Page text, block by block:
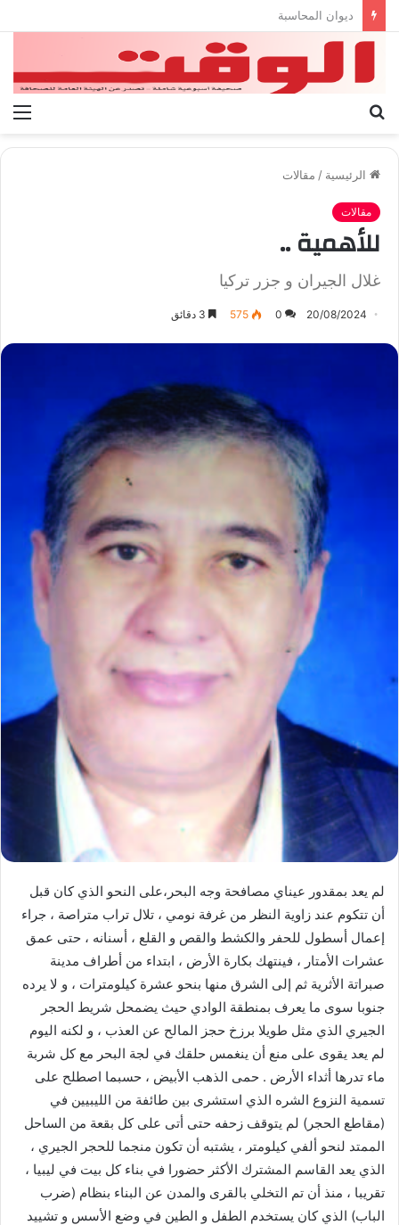
بيان الإتحاد الوطنى العام لعمال ليبيا
الرئيسية / مقالات
مقالات
للأهمية ..
غلال الجيران و جزر تركيا
20/08/2024
0
575
لم يعد بمقدور عيناي مصافحة وجه البحر،على النحو الذي كان قبل
أن تتكوم عند زاوية النظر من غرفة نومي ، تلال تراب متراصة ، جراء
إعمال أسطول للحفر والكشط والقص و القلع ، أسنانه ، حتى عمق
عشرات الأمتار ، فينتهك بكارة الأرض ، ابتداء من أطراف مدينة
صبراتة الأثرية ثم إلى الشرق منها بنحو عشرة كيلومترات ، و لا يرده
جنوبا سوى ما يعرف بمنطقة الوادي حيث يضمحل شريط الحجر
الجيري الذي مثل طويلا برزخ حجز المالح عن العذب ، و لكنه اليوم
لم يعد يقوى على منع أن ينغمس حلقك في لجة البحر مع كل شربة
ماء تدرها أثداء الأرض . حمى الذهب الأبيض ، حسبما اصطلح على
تسمية النزوع الشره الذي استشرى بين طائفة من الليبيين في
(مقاطع الحجر) لم يتوقف زحفه حتى أتى على كل بقعة من الساحل
الممتد لنحو ألفي كيلومتر ، يشتبه أن تكون منجما للحجر الجيري ،
الذي يعد القاسم المشترك الأكثر حضورا في بناء كل بيت في ليبيا ،
تقريبا ، منذ أن تم التخلي بالقرى والمدن عن البناء بنظام (ضرب
الباب) الذي كان يستخدم الطفل و الطين في وضع الأسس و تشييد